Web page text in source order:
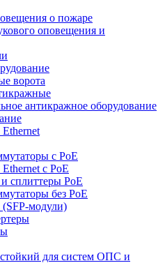
о пожаре
оповещения и
ворота
антикражное оборудование
с РоЕ
с PoE
сплиттеры РоЕ
без РоЕ
модули)
для систем ОПС и